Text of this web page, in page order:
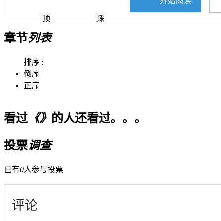
顶 踩
章节列表
排序 :
倒序|
正序
看过《》 的人还看过。。。
投票调查
已有0人参与投票
评论